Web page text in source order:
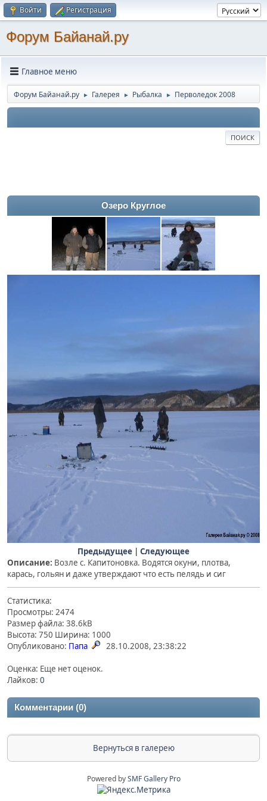
Войти Регистрация
Форум Байанай.ру
Главное меню
Форум Байанай.ру ► Галерея ► Рыбалка ► Перволедок 2008
ПОИСК
Озеро Круглое
Предыдущее | Следующее
Описание: Возле с. Капитоновка. Водятся окуни, плотва,
карась, гольян и даже утверждают что есть пелядь и сиг
Статистика:
Просмотры: 2474
Размер файла: 38.6kB
Высота: 750 Ширина: 1000
Опубликовано: Папа 28.10.2008, 23:38:22
Оценка: Еще нет оценок.
Лайков: 0
Комментарии (0)
Вернуться в галерею
Powered bySMF Gallery Pro